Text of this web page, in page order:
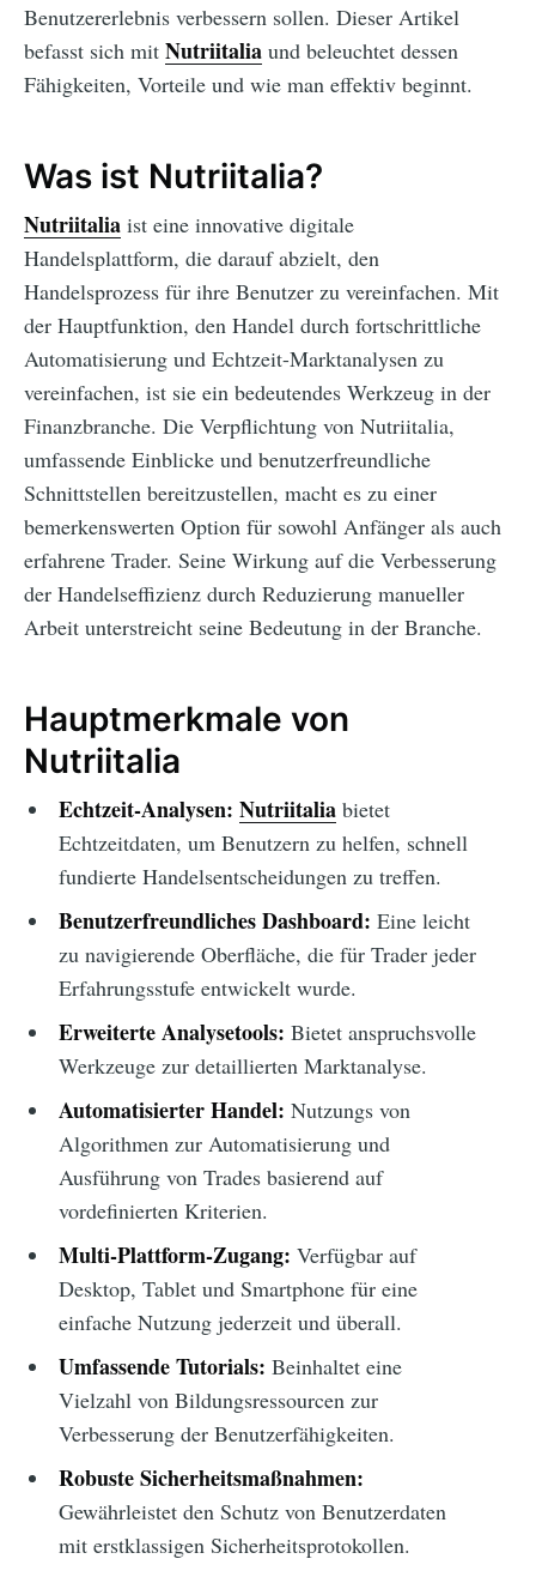
Benutzererlebnis verbessern sollen. Dieser Artikel
befasst sich mit Nutriitalia und beleuchtet dessen
Fähigkeiten, Vorteile und wie man effektiv beginnt.
Was ist Nutriitalia?
Nutriitalia ist eine innovative digitale
Handelsplattform, die darauf abzielt, den
Handelsprozess für ihre Benutzer zu vereinfachen. Mit
der Hauptfunktion, den Handel durch fortschrittliche
Automatisierung und Echtzeit-Marktanalysen zu
vereinfachen, ist sie ein bedeutendes Werkzeug in der
Finanzbranche. Die Verpflichtung von Nutriitalia,
umfassende Einblicke und benutzerfreundliche
Schnittstellen bereitzustellen, macht es zu einer
bemerkenswerten Option für sowohl Anfänger als auch
erfahrene Trader. Seine Wirkung auf die Verbesserung
der Handelseffizienz durch Reduzierung manueller
Arbeit unterstreicht seine Bedeutung in der Branche.
Hauptmerkmale von
Nutriitalia
Echtzeit-Analysen: Nutriitaliabietet
Echtzeitdaten, um Benutzern zu helfen, schnell
fundierte Handelsentscheidungen zu treffen.
Benutzerfreundliches Dashboard: Eine leicht
zu navigierende Oberfläche, die für Trader jeder
Erfahrungsstufe entwickelt wurde.
Erweiterte Analysetools: Bietet anspruchsvolle
Werkzeuge zur detaillierten Marktanalyse.
Automatisierter Handel: Nutzungs von
Algorithmen zur Automatisierung und
Ausführung von Trades basierend auf
vordefinierten Kriterien.
Multi-Plattform-Zugang: Verfügbar auf
Desktop, Tablet und Smartphone für eine
einfache Nutzung jederzeit und überall.
Umfassende Tutorials: Beinhaltet eine
Vielzahl von Bildungsressourcen zur
Verbesserung der Benutzerfähigkeiten.
Robuste Sicherheitsmaßnahmen:
Gewährleistet den Schutz von Benutzerdaten
mit erstklassigen Sicherheitsprotokollen.